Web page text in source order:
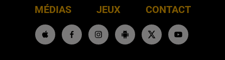
MÉDIAS JEUX CONTACT